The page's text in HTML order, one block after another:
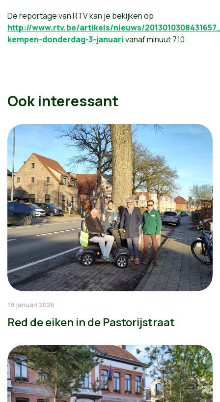
De reportage van RTV kan je bekijken op
http://www.rtv.be/artikels/nieuws/
kempen-donderdag-3-januarivanaf minuut 7.10.
Ook interessant
19 januari 2026
Red de eiken in de Pastorijstraat